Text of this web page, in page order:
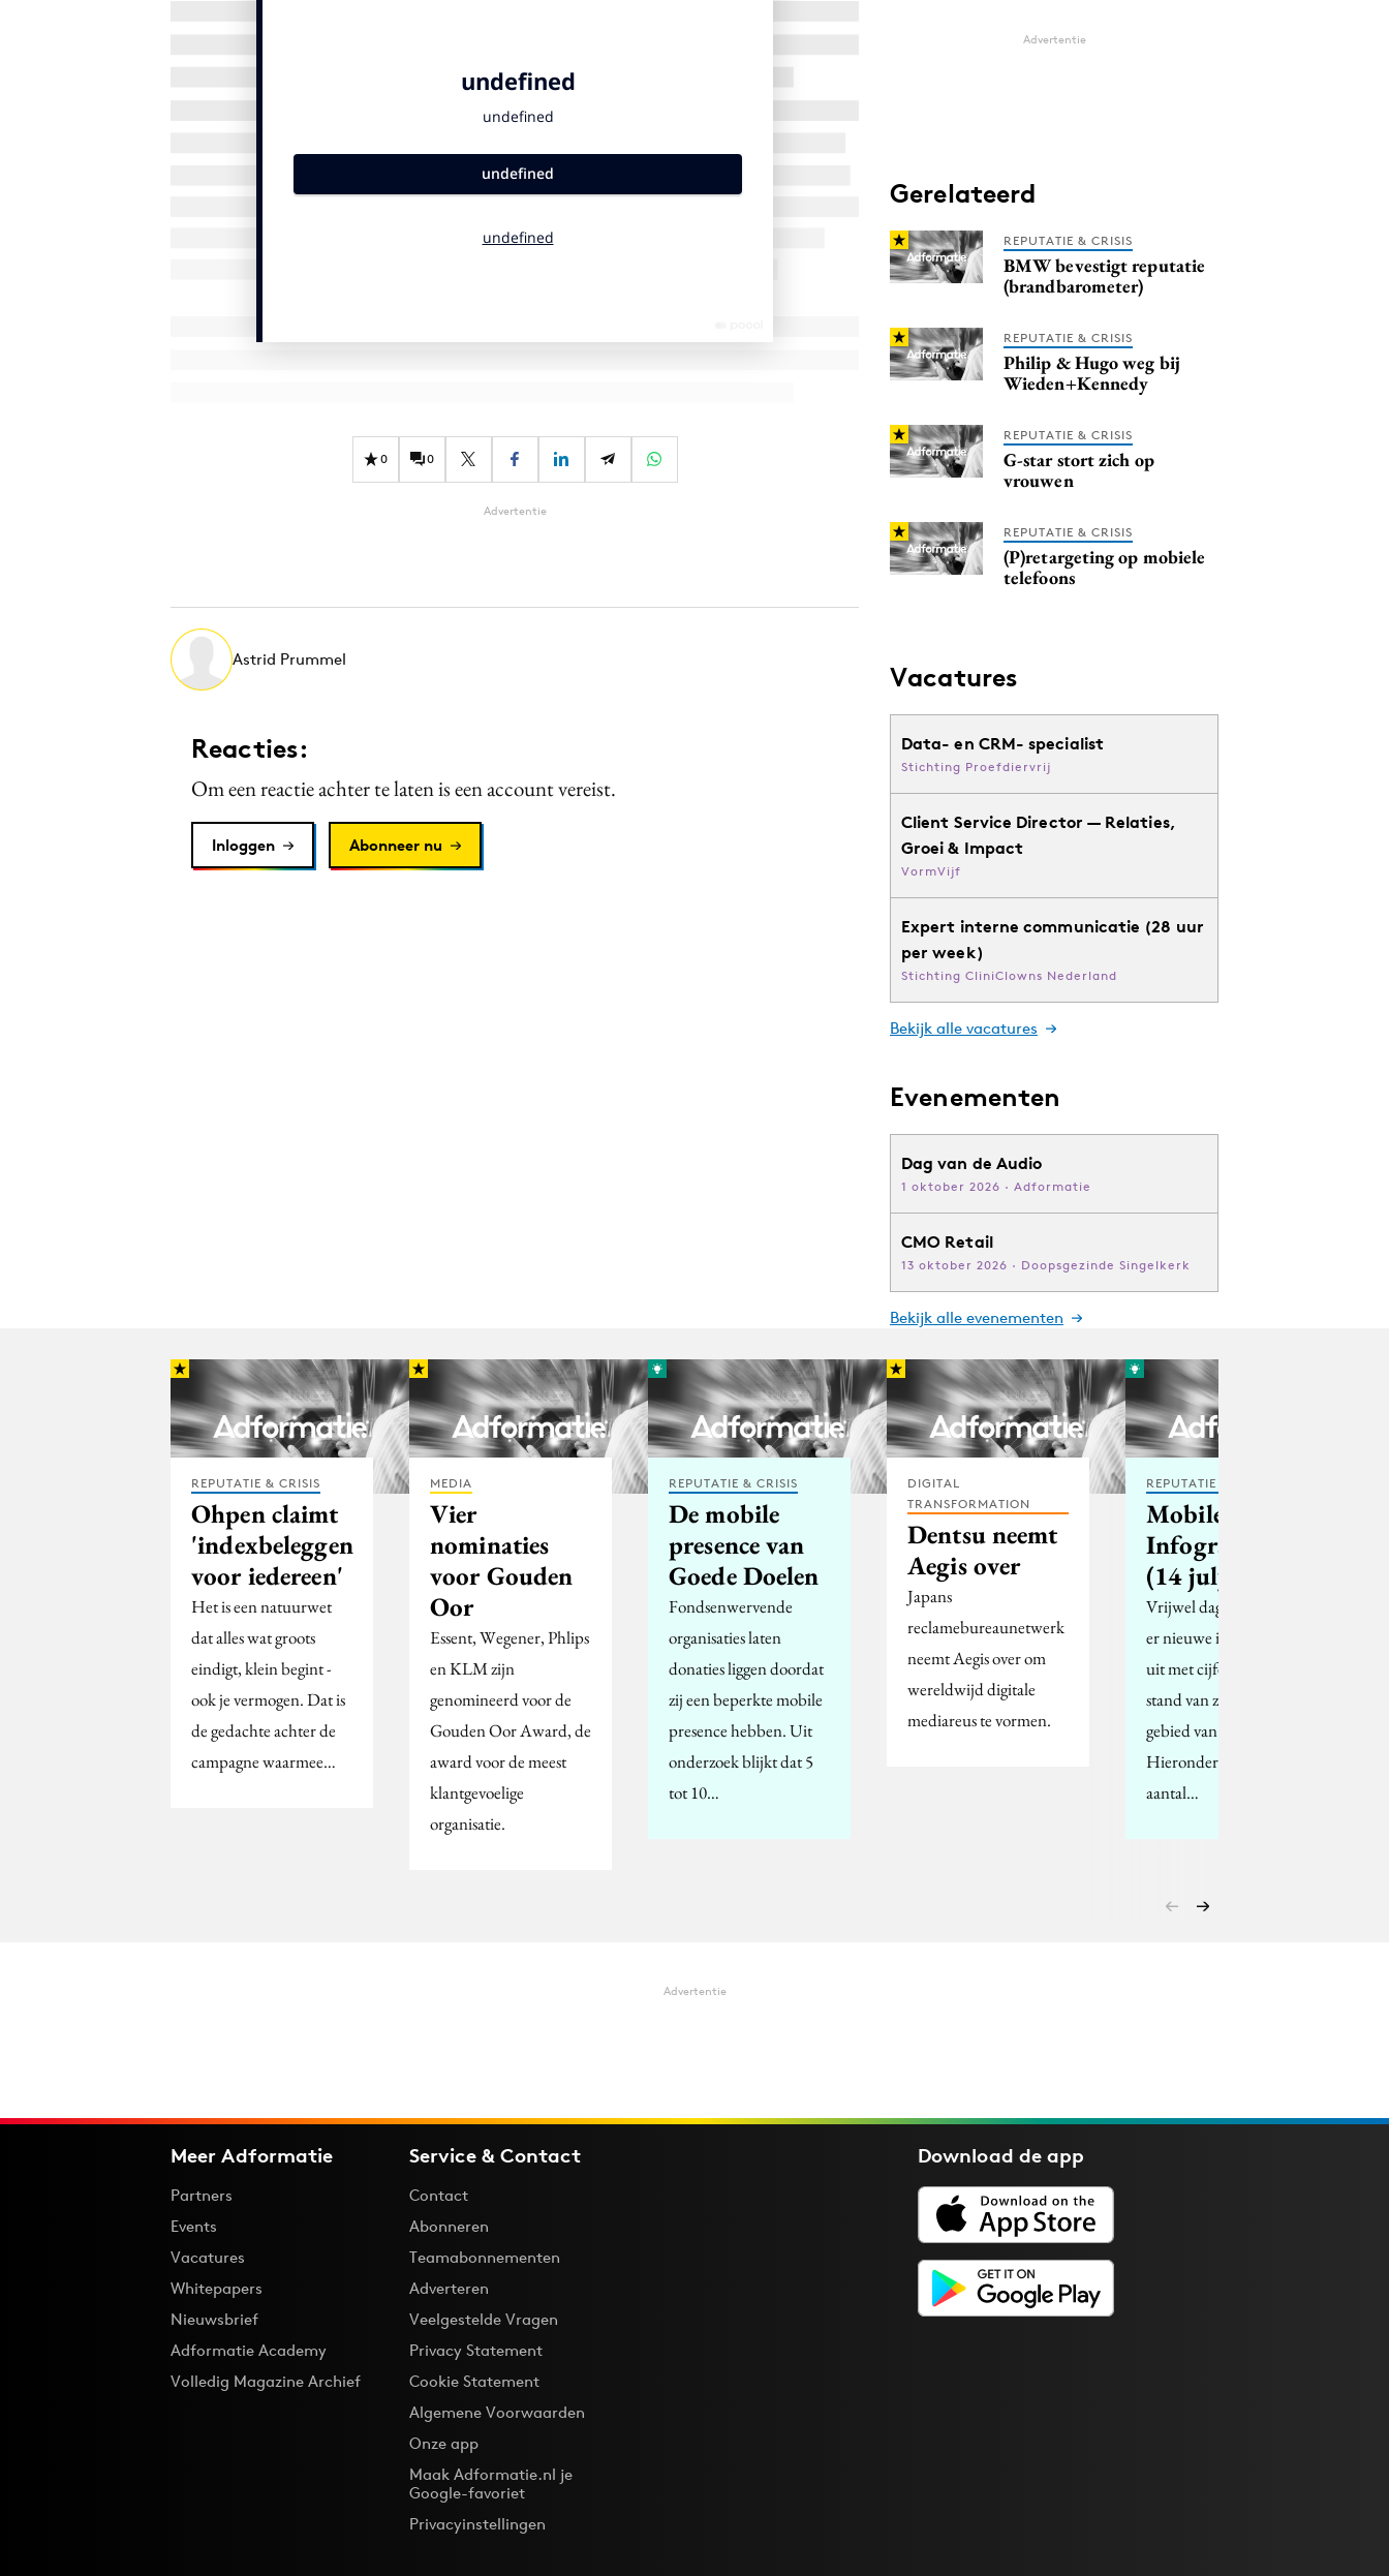
0 0
Advertentie
Astrid Prummel
Reacties:
Om een reactie achter te laten is een account vereist.
Inloggen Abonneer nu
Advertentie
Gerelateerd
REPUTATIE & CRISIS
BMW bevestigt reputatie
(brandbarometer)
REPUTATIE & CRISIS
Philip & Hugo weg bij
Wieden+Kennedy
REPUTATIE & CRISIS
G-star stort zich op
vrouwen
REPUTATIE & CRISIS
(P)retargeting op mobiele
telefoons
Vacatures
Data- en CRM- specialist
Stichting Proefdiervrij
Client Service Director — Relaties,
Groei & Impact
VormVijf
Expert interne communicatie (28 uur
per week)
Stichting CliniClowns Nederland
Bekijk alle vacatures
Evenementen
Dag van de Audio
1 oktober 2026 · Adformatie
CMO Retail
13 oktober 2026 · Doopsgezinde Singelkerk
Bekijk alle evenementen
REPUTATIE & CRISIS
Ohpen claimt
'indexbeleggen
voor iedereen'
Het is een natuurwet
dat alles wat groots
eindigt, klein begint -
ook je vermogen. Dat is
de gedachte achter de
campagne waarmee…
MEDIA
Vier
nominaties
voor Gouden
Oor
Essent, Wegener, Phlips
en KLM zijn
genomineerd voor de
Gouden Oor Award, de
award voor de meest
klantgevoelige
organisatie.
REPUTATIE & CRISIS
De mobile
presence van
Goede Doelen
Fondsenwervende
organisaties laten
donaties liggen doordat
zij een beperkte mobile
presence hebben. Uit
onderzoek blijkt dat 5
tot 10…
DIGITAL
TRANSFORMATION
Dentsu neemt
Aegis over
Japans
reclamebureaunetwerk
neemt Aegis over om
wereldwijd digitale
mediareus te vormen.
REPUTATIE & CRISIS
Mobile
Infographics
(14 july 2012)
Vrijwel dagelijks komen
er nieuwe infographics
uit met cijfers over de
stand van zaken op
gebied van 'Mobile'.
Hieronder een select
aantal…
Advertentie
Meer Adformatie
Partners
Events
Vacatures
Whitepapers
Nieuwsbrief
Adformatie Academy
Volledig Magazine Archief
Service & Contact
Contact
Abonneren
Teamabonnementen
Adverteren
Veelgestelde Vragen
Privacy Statement
Cookie Statement
Algemene Voorwaarden
Onze app
Maak Adformatie.nl je
Google-favoriet
Privacyinstellingen
Download deapp